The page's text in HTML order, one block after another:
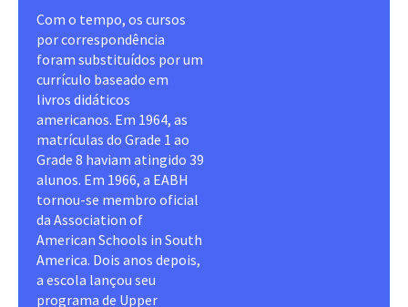
Com o tempo, os cursos
por correspondência
foram substituídos por um
currículo baseado em
livros didáticos
americanos. Em 1964, as
matrículas do Grade 1 ao
Grade 8 haviam atingido 39
alunos. Em 1966, a EABH
tornou-se membro oficial
da Association of
American Schools in South
America. Dois anos depois,
a escola lançou seu
programa de Upper